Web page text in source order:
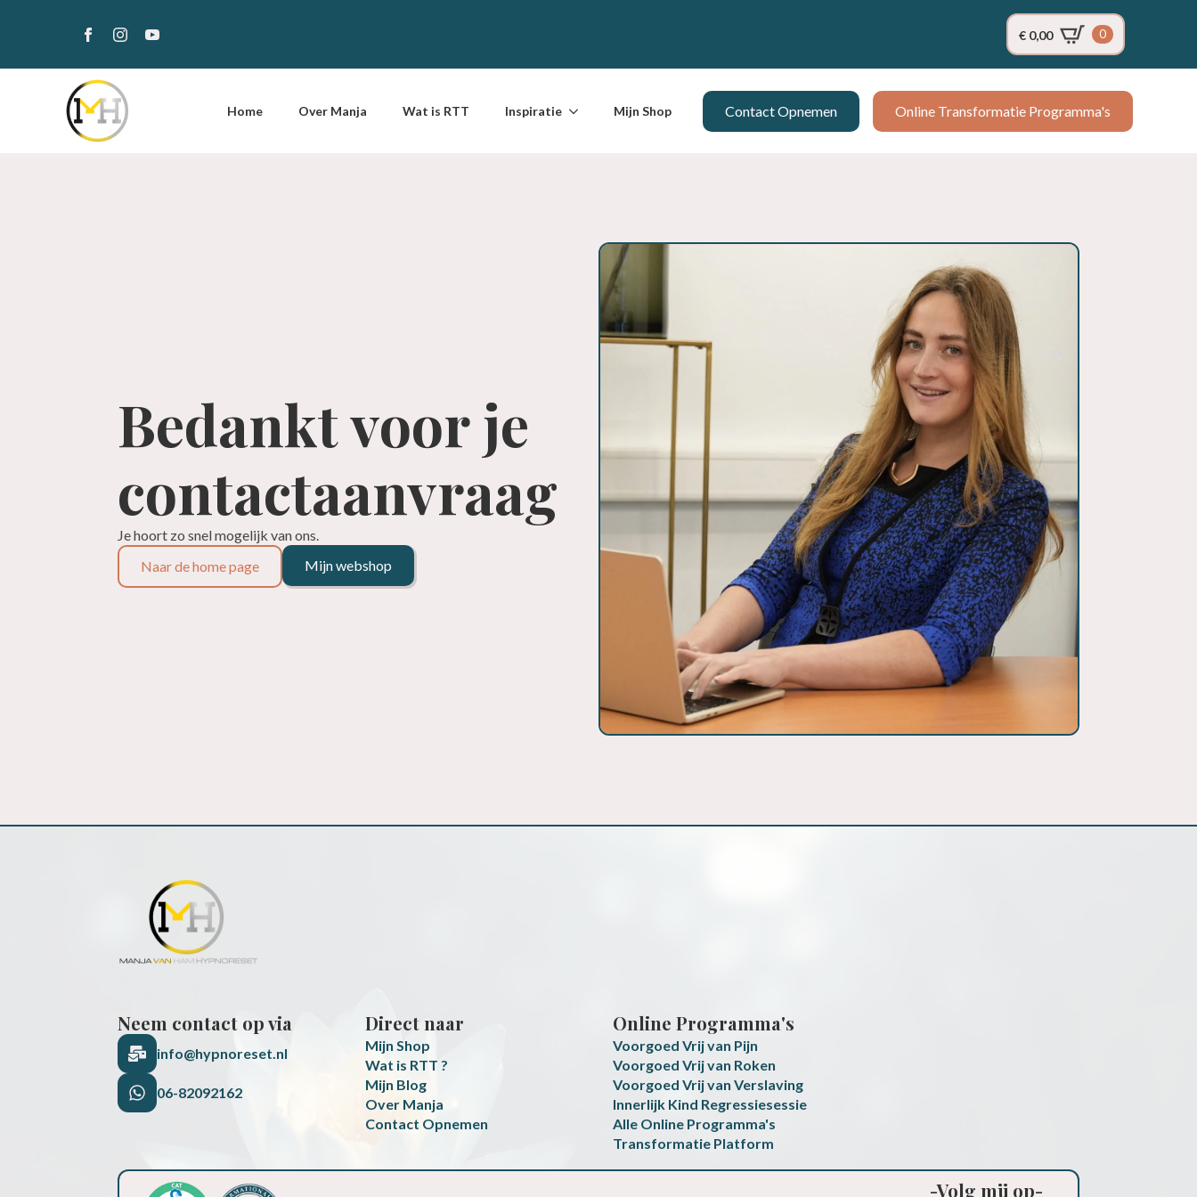
€0,00 0
Home Over Manja Wat is RTT Inspiratie Mijn Shop Contact Opnemen Online Transformatie Programma's
Bedankt voor je
contactaanvraag
Je hoort zo snel mogelijk van ons.
Naar de home page
Mijn webshop
Neem contact op via
info@hypnoreset.nl
06-82092162
Direct naar
Mijn Shop
Wat is RTT ?
Mijn Blog
Over Manja
Contact Opnemen
Online Programma's
Voorgoed Vrij van Pijn
Voorgoed Vrij van Roken
Voorgoed Vrij van Verslaving
Innerlijk Kind Regressiesessie
Alle Online Programma's
Transformatie Platform
-Volg mij op-